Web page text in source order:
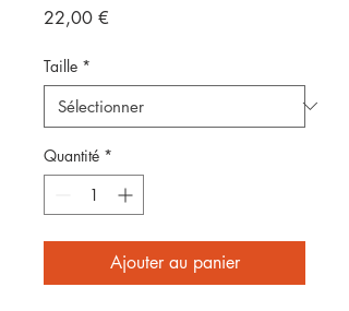
22,00 €
Taille *
Quantité *
Ajouter au panier